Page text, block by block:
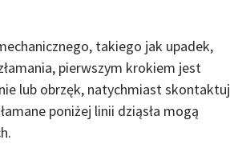
takiego jak upadek,
pierwszym krokiem jest
lub obrzęk, natychmiast skontaktuj
poniżej linii dziąsła mogą